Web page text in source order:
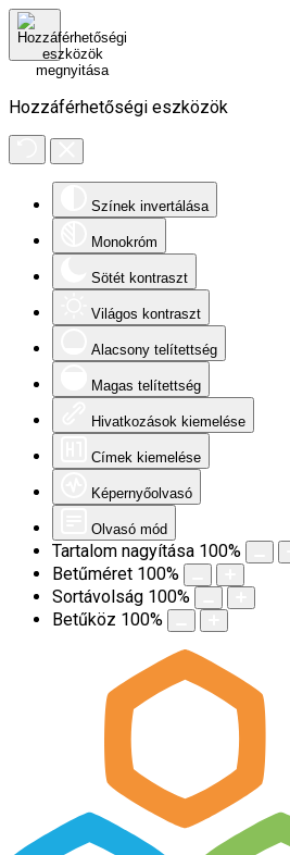
Hozzáférhetőségi eszközök
Színek invertálása
Monokróm
Sötét kontraszt
Világos kontraszt
Alacsony telítettség
Magas telítettség
Hivatkozások kiemelése
Címek kiemelése
Képernyőolvasó
Olvasó mód
Tartalom nagyítása 100%
Betűméret 100%
Sortávolság 100%
Betűköz 100%